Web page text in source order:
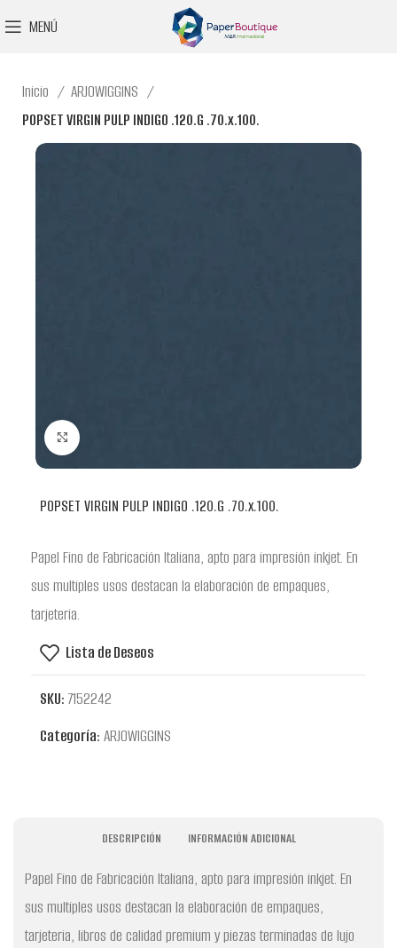
MENÚ
Inicio
ARJOWIGGINS
POPSET VIRGIN PULP INDIGO .120.G .70.x.100.
POPSET VIRGIN PULP INDIGO .120.G .70.x.100.
Papel Fino de Fabricación Italiana, apto para impresión inkjet. En
sus multiples usos destacan la elaboración de empaques,
tarjeteria.
Lista de Deseos
SKU:7152242
Categoría: ARJOWIGGINS
DESCRIPCIÓN INFORMACIÓN ADICIONAL
Papel Fino de Fabricación Italiana, apto para impresión inkjet. En
sus multiples usos destacan la elaboración de empaques,
tarjeteria, libros de calidad premium y piezas terminadas de lujo